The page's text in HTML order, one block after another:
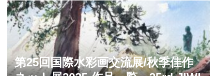
シ
ョ
ン
第25回国際水彩画交流展/秋季佳作